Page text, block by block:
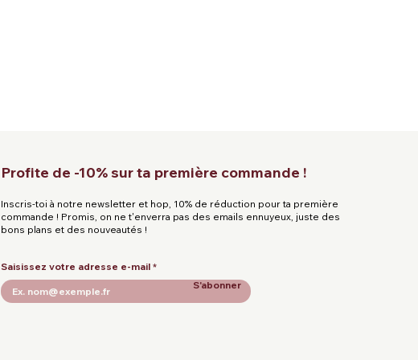
Profite de -10% sur ta première commande !
Inscris-toi à notre newsletter et hop, 10% de réduction pour ta première
commande ! Promis, on ne t'enverra pas des emails ennuyeux, juste des
bons plans et des nouveautés !
Saisissez votre adresse e-mail
S'abonner